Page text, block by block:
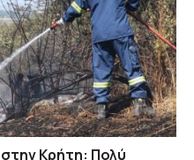
Κρήτη: Πολύ